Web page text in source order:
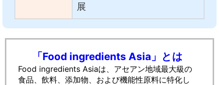
展
「Food ingredients Asia」とは
Food ingredients Asiaは、 アセアン地域最大級の
食品、飲料、添加物、および機能性原料に特化し